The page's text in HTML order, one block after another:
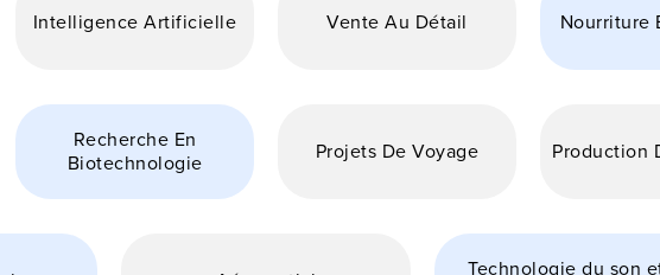
Intelligence Artificielle Vente Au Détail Nourriture
Recherche En
Biotechnologie
Projets De Voyage Production
Technologie du son